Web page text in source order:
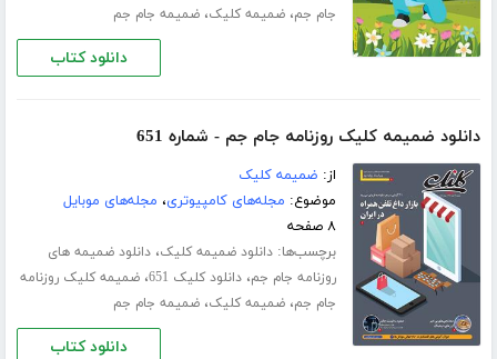
جام جم،ضمیمه کلیک،ضمیمه جام جم
دانلود کتاب
دانلود ضمیمه کلیک روزنامه جام جم - شماره 651
از: ضمیمه کلیک
موضوع: مجله‌های کامپیوتری، مجله‌های موبایل
۸ صفحه
برچسب‌ها:دانلود ضمیمه کلیک،دانلود ضمیمه های
روزنامه جام جم،دانلود کلیک 651 ،ضمیمه کلیک روزنامه
جام جم،ضمیمه کلیک،ضمیمه جام جم
دانلود کتاب